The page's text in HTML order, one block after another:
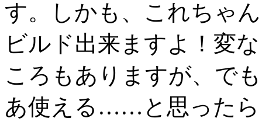
す。しかも、これちゃ
ビルド出来ますよ！変
ころもありますが、で
あ使える……と思った